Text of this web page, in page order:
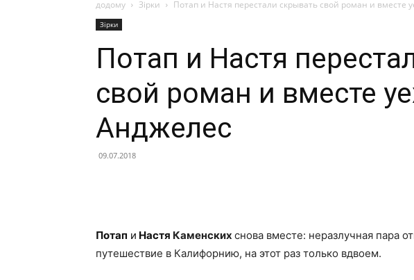
додому Зірки Потап и Настя перестали скрывать свой роман и вместе
Зірки
Потап и Настя
свой роман и вместе
Анджелес
09.07.2018
Потап и Настя Каменских снова вместе: неразлучная пара
путешествие в Калифорнию, на этот раз только вдвоем.